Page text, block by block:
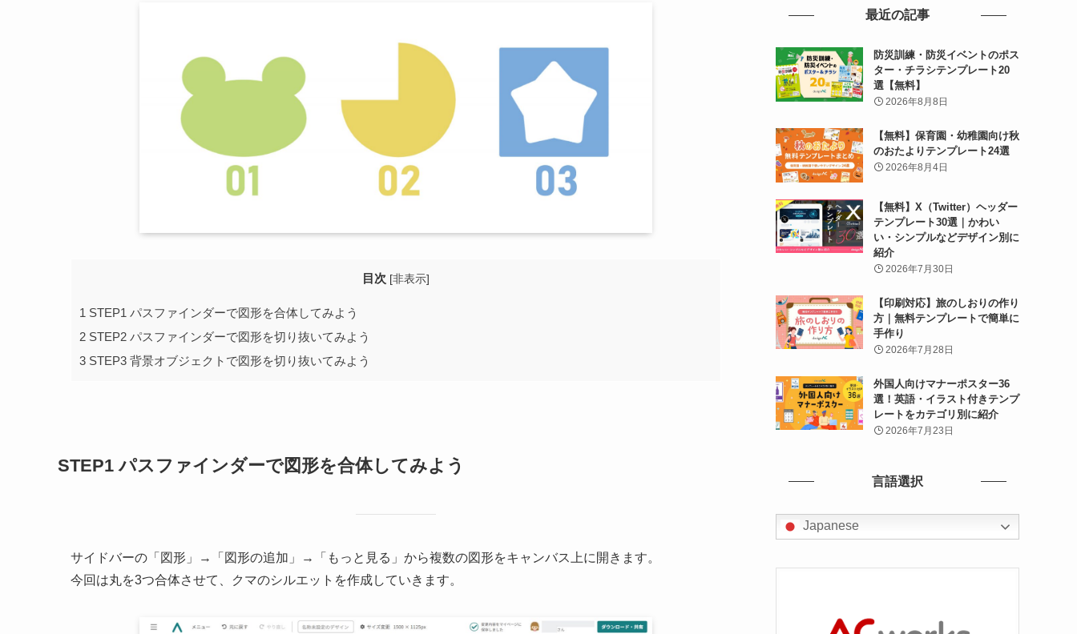
目次 [非表示]
1 STEP1 パスファインダーで図形を合体してみよう
2 STEP2 パスファインダーで図形を切り抜いてみよう
3 STEP3 背景オブジェクトで図形を切り抜いてみよう
STEP1 パスファインダーで図形を合体してみよう
サイドバーの「図形」→「図形の追加」→「もっと見る」から複数の図形をキャンバス上に開きます。
今回は丸を3つ合体させて、クマのシルエットを作成していきます。
最近の記事
防災訓練・防災イベントのポス
ター・チラシテンプレート20
選【無料】
2026年8月8日
【無料】保育園・幼稚園向け秋
のおたよりテンプレート24選
2026年8月4日
【無料】X（Twitter）ヘッダー
テンプレート30選｜かわい
い・シンプルなどデザイン別に
紹介
2026年7月30日
【印刷対応】旅のしおりの作り
方｜無料テンプレートで簡単に
手作り
2026年7月28日
外国人向けマナーポスター36
選！英語・イラスト付きテンプ
レートをカテゴリ別に紹介
2026年7月23日
言語選択
Japanese